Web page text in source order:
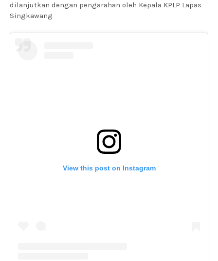
dilanjutkan dengan pengarahan oleh Kepala KPLP Lapas
Singkawang
View this post on Instagram